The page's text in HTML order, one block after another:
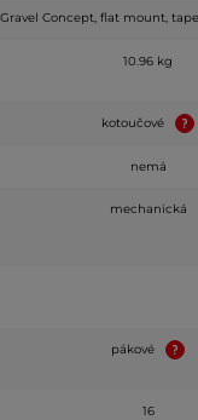
Gravel Concept, flat mount,
10.96 kg
kotoučové
nemá
mechanická
pákové
16